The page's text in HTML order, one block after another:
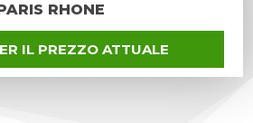
RHONE
IL PREZZO ATTUALE